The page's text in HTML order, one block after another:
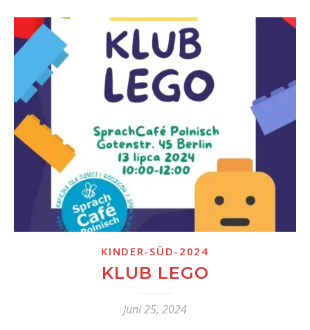
KINDER-SÜD-2024
KLUB LEGO
Juni 25, 2024